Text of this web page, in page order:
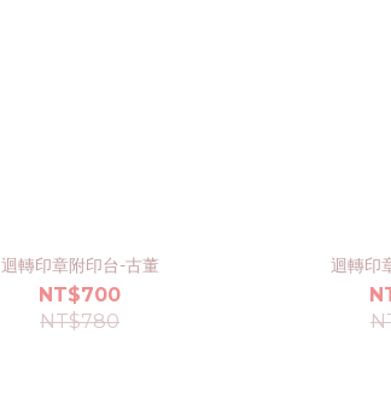
迴轉印章附印台-古董
NT$700
NT$780
迴轉印